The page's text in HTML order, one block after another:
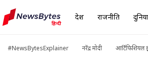
देश राजनीति दुनिया
#NewsBytesExplainer नरेंद्र मोदी आर्टिफिशियल